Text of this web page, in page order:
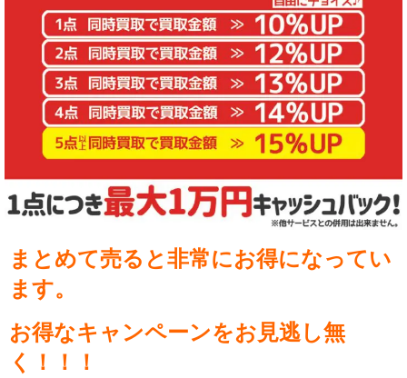
まとめて売ると非常にお得になってい
ます。
お得なキャンペーンをお見逃し無
く！！！